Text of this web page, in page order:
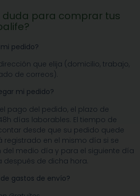
duda para comprar tus
pedido?
que elija (domicilio, trabajo,
de correos).
mi pedido?
pago del pedido, el plazo de
días laborables. El tiempo de
desde que su pedido quede
registrado en el mismo día si se
del medio día y para el siguiente día
después de dicha hora.
gastos de envío?